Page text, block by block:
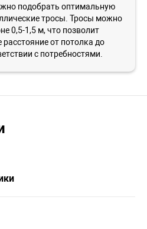
подобрать оптимальную
тросы. Тросы можно
0,5-1,5 м, что позволит
от потолка до
с потребностями.